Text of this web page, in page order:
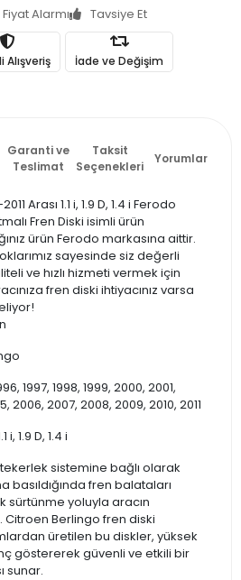
Fiyat Alarmı Tavsiye Et
Alışveriş İade ve Değişim
Garanti ve
Teslimat
Taksit
Seçenekleri
Yorumlar
Arası 1.1 i, 1.9 D, 1.4 i Ferodo
Fren Diski isimli ürün
ürün Ferodo markasına aittir.
sayesinde siz değerli
ve hızlı hizmeti vermek için
fren diski ihtiyacınız varsa
1997, 1998, 1999, 2000, 2001,
2006, 2007, 2008, 2009, 2010, 2011
i, 1.9 D, 1.4 i
sistemine bağlı olarak
basıldığında fren balataları
sürtünme yoluyla aracın
Citroen Berlingo fren diski
üretilen bu diskler, yüksek
göstererek güvenli ve etkili bir
sunar.